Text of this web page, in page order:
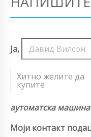
Ја,
Хитно желите да
купите
аутоматска
Моји контакт